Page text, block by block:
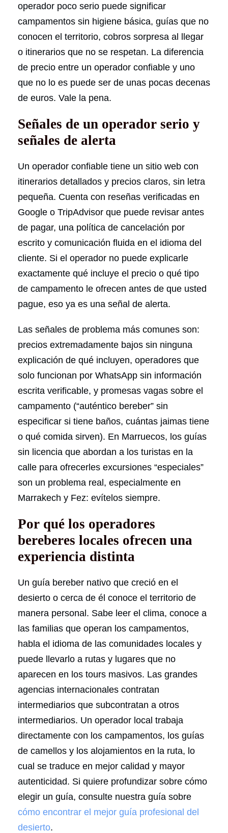
operador poco serio puede significar
campamentos sin higiene básica, guías que no
conocen el territorio, cobros sorpresa al llegar
o itinerarios que no se respetan. La diferencia
de precio entre un operador confiable y uno
que no lo es puede ser de unas pocas decenas
de euros. Vale la pena.
Señales de un operador serio y
señales de alerta
Un operador confiable tiene un sitio web con
itinerarios detallados y precios claros, sin letra
pequeña. Cuenta con reseñas verificadas en
Google o TripAdvisor que puede revisar antes
de pagar, una política de cancelación por
escrito y comunicación fluida en el idioma del
cliente. Si el operador no puede explicarle
exactamente qué incluye el precio o qué tipo
de campamento le ofrecen antes de que usted
pague, eso ya es una señal de alerta.
Las señales de problema más comunes son:
precios extremadamente bajos sin ninguna
explicación de qué incluyen, operadores que
solo funcionan por WhatsApp sin información
escrita verificable, y promesas vagas sobre el
campamento (“auténtico bereber” sin
especificar si tiene baños, cuántas jaimas tiene
o qué comida sirven). En Marruecos, los guías
sin licencia que abordan a los turistas en la
calle para ofrecerles excursiones “especiales”
son un problema real, especialmente en
Marrakech y Fez: evítelos siempre.
Por qué los operadores
bereberes locales ofrecen una
experiencia distinta
Un guía bereber nativo que creció en el
desierto o cerca de él conoce el territorio de
manera personal. Sabe leer el clima, conoce a
las familias que operan los campamentos,
habla el idioma de las comunidades locales y
puede llevarlo a rutas y lugares que no
aparecen en los tours masivos. Las grandes
agencias internacionales contratan
intermediarios que subcontratan a otros
intermediarios. Un operador local trabaja
directamente con los campamentos, los guías
de camellos y los alojamientos en la ruta, lo
cual se traduce en mejor calidad y mayor
autenticidad. Si quiere profundizar sobre cómo
elegir un guía, consulte nuestra guía sobre
cómo encontrar el mejor guía profesional del
desierto.